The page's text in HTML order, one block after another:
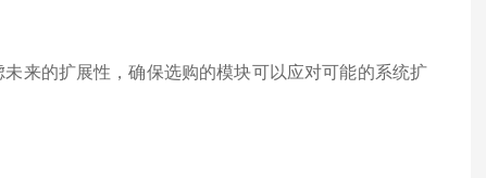
的扩展性，确保选购的模块可以应对可能的系统扩